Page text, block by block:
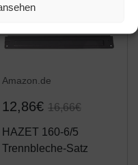
Amazon.de
12,86€ 16,66€
HAZET 160-6/5
Trennbleche-Satz